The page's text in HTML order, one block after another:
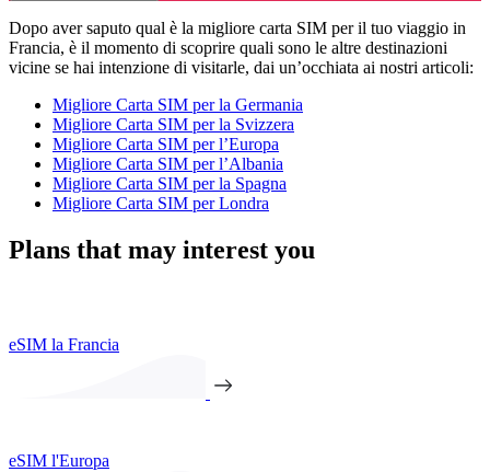
Dopo aver saputo qual è la migliore carta SIM per il tuo viaggio in
Francia, è il momento di scoprire quali sono le altre destinazioni
vicine se hai intenzione di visitarle, dai un’occhiata ai nostri articoli:
Migliore Carta SIM per la Germania
Migliore Carta SIM per la Svizzera
Migliore Carta SIM per l’Europa
Migliore Carta SIM per l’Albania
Migliore Carta SIM per la Spagna
Migliore Carta SIM per Londra
Plans that may interest you
eSIM la Francia
eSIM l'Europa